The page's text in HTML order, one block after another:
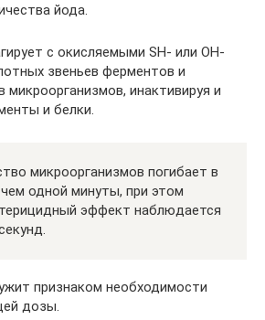
йода.
с окисляемыми SH- или OH-
звеньев ферментов и
микроорганизмов, инактивируя и
и белки.
микроорганизмов погибает в
одной минуты, при этом
эффект наблюдается
признаком необходимости
дозы.